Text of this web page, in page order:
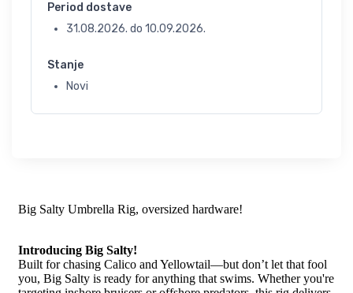
Period dostave
31.08.2026. do 10.09.2026.
Stanje
Novi